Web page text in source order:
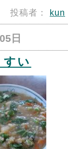
投稿者： kun
日
い